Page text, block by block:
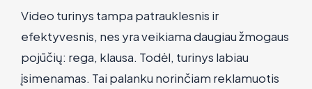
Video turinys tampa patrauklesnis ir
efektyvesnis, nes yra veikiama daugiau žmogaus
pojūčių: rega, klausa. Todėl, turinys labiau
įsimenamas. Tai palanku norinčiam reklamuotis